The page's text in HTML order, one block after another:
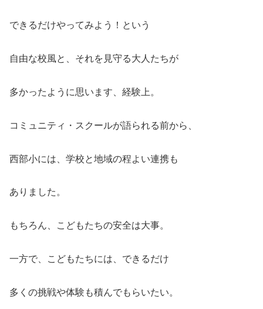
できるだけやってみよう！という
自由な校風と、それを見守る大人たちが
多かったように思います、経験上。
コミュニティ・スクールが語られる前から、
西部小には、学校と地域の程よい連携も
ありました。
もちろん、こどもたちの安全は大事。
一方で、こどもたちには、できるだけ
多くの挑戦や体験も積んでもらいたい。